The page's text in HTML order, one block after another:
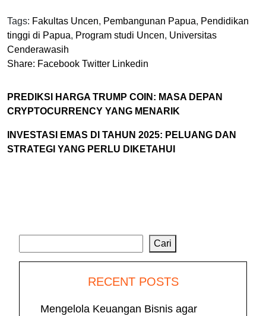
Tags: Fakultas Uncen, Pembangunan Papua, Pendidikan
tinggi di Papua, Program studi Uncen, Universitas
Cenderawasih
Share: Facebook Twitter Linkedin
PREDIKSI HARGA TRUMP COIN: MASA DEPAN
CRYPTOCURRENCY YANG MENARIK
INVESTASI EMAS DI TAHUN 2025: PELUANG DAN
STRATEGI YANG PERLU DIKETAHUI
Cari
RECENT POSTS
Mengelola Keuangan Bisnis agar